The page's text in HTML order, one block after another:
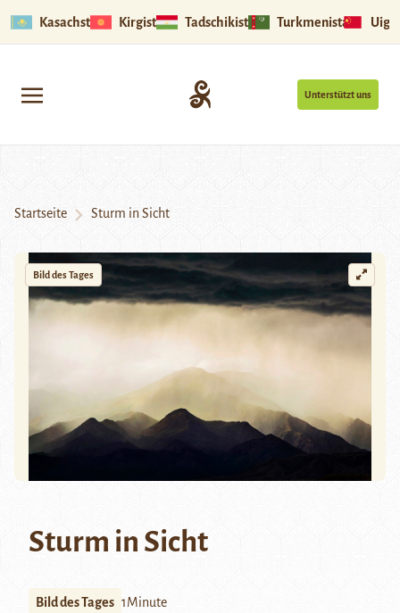
Kasachstan Kirgistan Tadschikistan Turkmenistan
Unterstützt uns
Startseite Sturm in Sicht
Bild des Tages
Sturm in Sicht
Bild des Tages 1Minute